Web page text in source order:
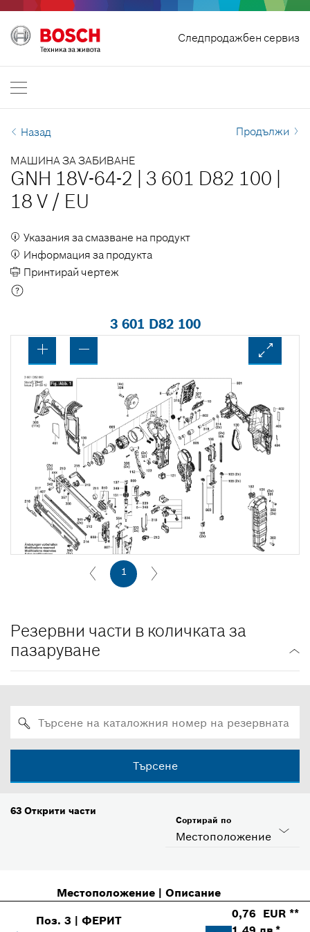
Следпродажбен сервиз
Отмяна на договор
Bosch Professional
Назад Продължи
МАШИНА ЗА ЗАБИВАНЕ
GNH 18V-64-2 3 601 D82 100
18 V / EU
Указания за смазване на продукт
Информация за продукта
Принтирай чертеж
3 601 D82 100
1
Резервни части в количката за
пазаруване
Търсене
63 Открити части
Местоположение
Сортирай по
Местоположение| Описание
Поз.3 |ФЕРИТ
0,76 EUR **